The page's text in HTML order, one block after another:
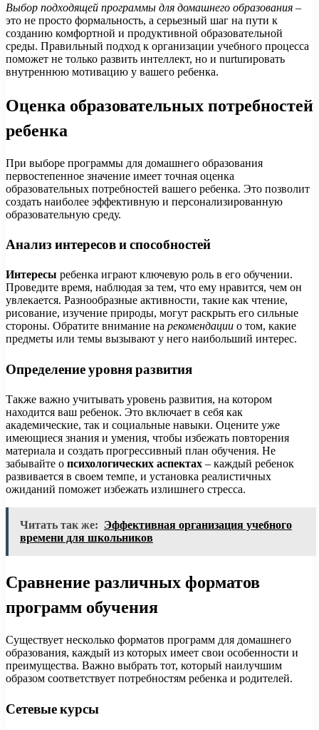
Выбор подходящей программы для домашнего образования –
это не просто формальность, а серьезный шаг на пути к
созданию комфортной и продуктивной образовательной
среды. Правильный подход к организации учебного процесса
поможет не только развить интеллект, но и nurturировать
внутреннюю мотивацию у вашего ребенка.
Оценка образовательных потребностей
ребенка
При выборе программы для домашнего образования
первостепенное значение имеет точная оценка
образовательных потребностей вашего ребенка. Это позволит
создать наиболее эффективную и персонализированную
образовательную среду.
Анализ интересов и способностей
Интересы ребенка играют ключевую роль в его обучении.
Проведите время, наблюдая за тем, что ему нравится, чем он
увлекается. Разнообразные активности, такие как чтение,
рисование, изучение природы, могут раскрыть его сильные
стороны. Обратите внимание на рекомендации о том, какие
предметы или темы вызывают у него наибольший интерес.
Определение уровня развития
Также важно учитывать уровень развития, на котором
находится ваш ребенок. Это включает в себя как
академические, так и социальные навыки. Оцените уже
имеющиеся знания и умения, чтобы избежать повторения
материала и создать прогрессивный план обучения. Не
забывайте о психологических аспектах – каждый ребенок
развивается в своем темпе, и установка реалистичных
ожиданий поможет избежать излишнего стресса.
Читать так же: Эффективная организация учебного
времени для школьников
Сравнение различных форматов
программ обучения
Существует несколько форматов программ для домашнего
образования, каждый из которых имеет свои особенности и
преимущества. Важно выбрать тот, который наилучшим
образом соответствует потребностям ребенка и родителей.
Сетевые курсы